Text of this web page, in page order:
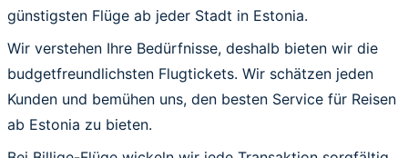
günstigsten Flüge ab jeder Stadt in Estonia.
Wir verstehen Ihre Bedürfnisse, deshalb bieten wir die
budgetfreundlichsten Flugtickets. Wir schätzen jeden
Kunden und bemühen uns, den besten Service für Reisen
ab Estonia zu bieten.